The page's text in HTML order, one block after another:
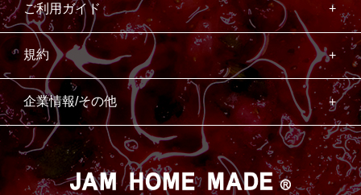
ご利用ガイド
規約
企業情報/その他